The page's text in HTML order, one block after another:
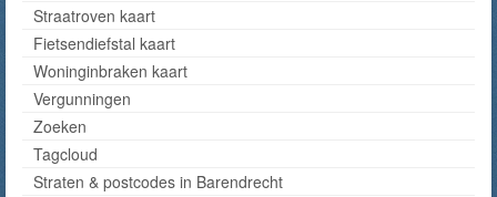
Straatroven kaart
Fietsendiefstal kaart
Woninginbraken kaart
Vergunningen
Zoeken
Tagcloud
Straten & postcodes in Barendrecht